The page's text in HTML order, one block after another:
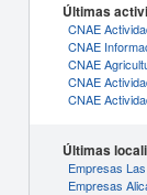
Últimas
CNAE
CNAE
CNAE
CNAE
CNAE
Últimas
Empresas
Empresas